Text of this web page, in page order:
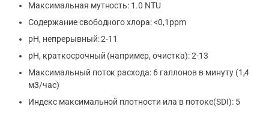
Максимальная мутность: 1.0 NTU
Содержание свободного хлора: <0,1ppm
рН, непрерывный: 2-11
рН, краткосрочный (например, очистка): 2-13
Максимальный поток расхода: 6 галлонов в минуту (1,4
м3/час)
Индекс максимальной плотности ила в потоке(SDI): 5